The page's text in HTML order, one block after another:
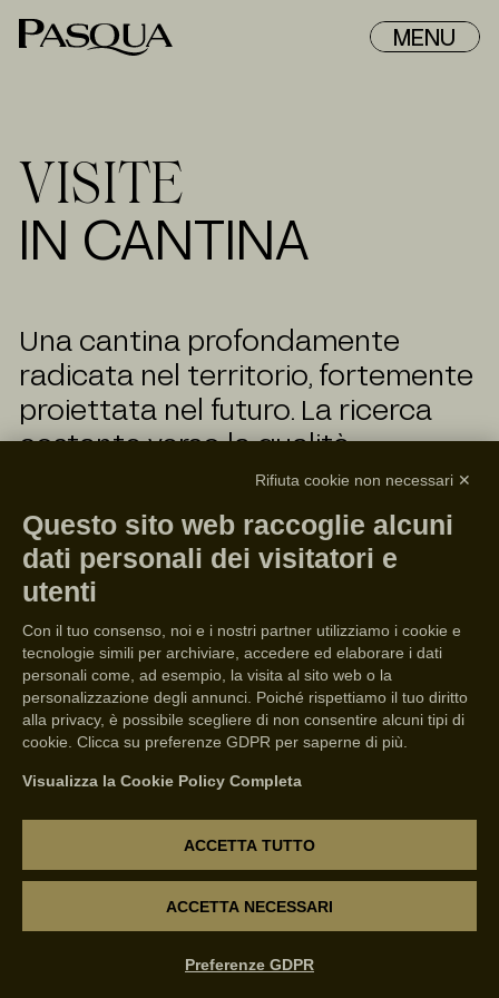
MENU
VISITE
IN CANTINA
Una cantina profondamente
radicata nel territorio, fortemente
proiettata nel futuro. La ricerca
costante verso la qualità,
l’innovazione e il forte legame con
il terroir hanno consentito alla
nostra azienda vitivinicola di
realizzare progetti dalla
assolutamente tailor-made.
Ai visitatori di tutto il mondo, la
cantina propone percorsi di
degustazione e itinerari creati per
gli amanti dei vini della Valpolicella
desiderosi di vivere un’esperienza
non convenzionale: dall’Icons
Experience, per scoprire i vini e le
etichette più iconiche, al Blend
Rifiuta cookie non necessari ✕
Questo sito web raccoglie alcuni
dati personali dei visitatori e
utenti
Con il tuo consenso, noi e i nostri partner utilizziamo i cookie e
tecnologie simili per archiviare, accedere ed elaborare i dati
personali come, ad esempio, la visita al sito web o la
personalizzazione degli annunci. Poiché rispettiamo il tuo diritto
alla privacy, è possibile scegliere di non consentire alcuni tipi di
cookie. Clicca su preferenze GDPR per saperne di più.
Visualizza la Cookie Policy Completa
ACCETTA TUTTO
ACCETTA NECESSARI
Preferenze GDPR